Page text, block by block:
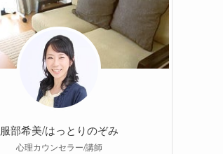
服部希美/はっとりのぞみ
心理カウンセラー/講師